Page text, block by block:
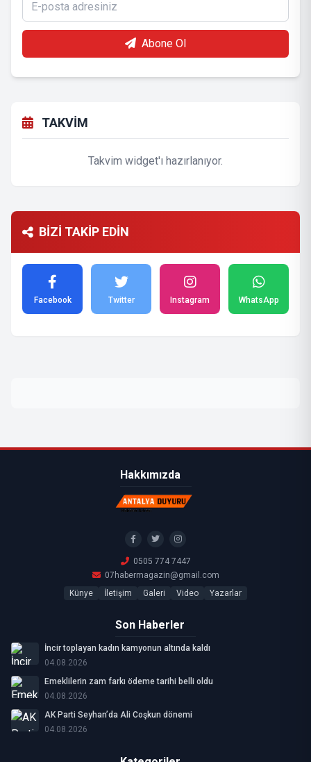
Abone Ol
TAKVİM
Takvim widget'ı hazırlanıyor.
BİZİ TAKİP EDİN
Facebook Twitter Instagram WhatsApp
Hakkımızda
0505 774 7447
07habermagazin@gmail.com
Künye
İletişim Galeri Video Yazarlar
Son Haberler
İncir toplayan kadın kamyonun altında kaldı
04.08.2026
Emeklilerin zam farkı ödeme tarihi belli oldu
04.08.2026
AK Parti Seyhan’da Ali Coşkun dönemi
04.08.2026